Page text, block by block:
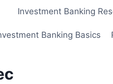
Investment Banking
Banking Basics